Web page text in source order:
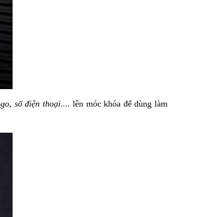
số điện thoại....lên móc khóa để dùng làm